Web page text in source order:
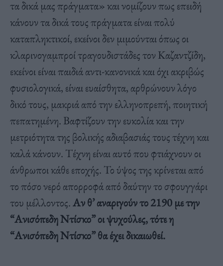
τα δικά μας πράγματα» και νομίζουν πως επειδή
κάνουν τα δικά τους πράγματα είναι πολύ
καταπληκτικοί, εκείνοι δεν μιμούνται όπως οι
κλαρινογαμπροί τραγουδιστάδες τον Καζαντζίδη,
εκείνοι είναι παιδιά αντι-κανονικά και όχι ακριβώς
φυσιολογικά, είναι ευαίσθητα, αρθρώνουν λόγο
δικό τους, μακριά από την ελληνοπρεπή, ποιητική
πεπατημένη. Βαφτίζουν την ευκολία και την
μετριότητα της βολικής αδιαβασιάς τους τέχνη και
καλά κάνουν. Τέχνη είναι αυτό που φτιάχνουν οι
άνθρωποι κάθε εποχής. Το ύψος της κρίνεται από
το πόσο νερό απορροφά από δαύτην το σφουγγάρι
του μέλλοντος.Αν θ’ αναριγούν το 2190 με την
“Ανισόπεδη Ντίσκο” οι ψυχούλες, τότε η
“Ανισόπεδη Ντίσκο” θα έχει δικαιωθεί.